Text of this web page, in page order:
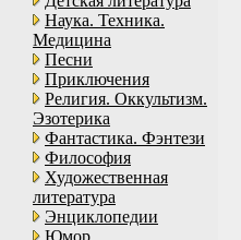
Наука. Техника.
Медицина
Песни
Приключения
Религия. Оккультизм.
Эзотерика
Фантастика. Фэнтези
Философия
Художественная
литература
Энциклопедии
Юмор